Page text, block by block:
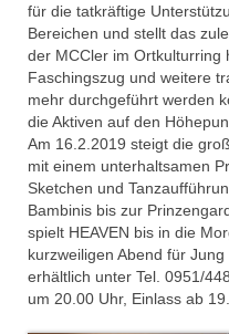
Herbsttagung
Franken in
# Session 2015/
MCC Gala
# Session 2014/
MCC Gala
für die tatkräftige
Bereichen und stellt das
der MCCler im Ortkulturring
Faschingszug und weitere
mehr durchgeführt werden
die Aktiven auf den
Am 16.2.2019 steigt die
mit einem unterhaltsamen
Sketchen und
Bambinis bis zur
spielt HEAVEN bis in die
kurzweiligen Abend für
erhältlich unter Tel. 0951/
um 20.00 Uhr, Einlass ab